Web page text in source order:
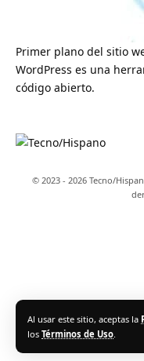
Al usar este sitio, aceptas la
los Términos de Uso.
Primer plano del sitio
WordPress es una
código abierto.
© 2023 - 2026 Tecno/